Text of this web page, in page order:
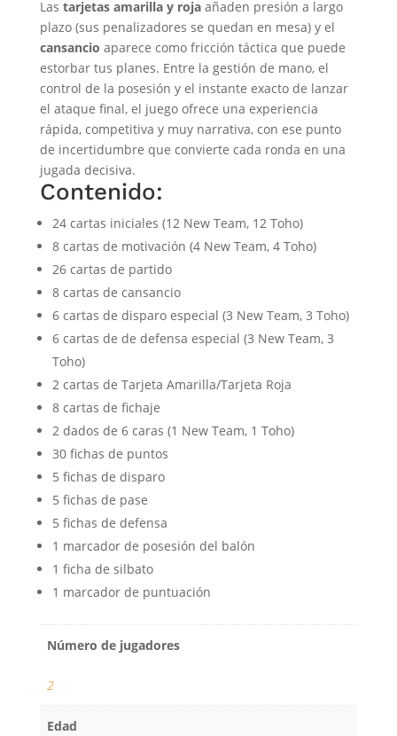
Las tarjetas amarilla y rojaañaden presión a largo
plazo (sus penalizadores se quedan en mesa) y el
cansancio aparece como fricción táctica que puede
estorbar tus planes. Entre la gestión de mano, el
control de la posesión y el instante exacto de lanzar
el ataque final, el juego ofrece una experiencia
rápida, competitiva y muy narrativa, con ese punto
de incertidumbre que convierte cada ronda en una
jugada decisiva.
Contenido:
24 cartas iniciales (12 New Team, 12 Toho)
8 cartas de motivación (4 New Team, 4 Toho)
26 cartas de partido
8 cartas de cansancio
6 cartas de disparo especial (3 New Team, 3 Toho)
6 cartas de de defensa especial (3 New Team, 3
Toho)
2 cartas de Tarjeta Amarilla/Tarjeta Roja
8 cartas de fichaje
2 dados de 6 caras (1 New Team, 1 Toho)
30 fichas de puntos
5 fichas de disparo
5 fichas de pase
5 fichas de defensa
1 marcador de posesión del balón
1 ficha de silbato
1 marcador de puntuación
Número de jugadores
2
Edad